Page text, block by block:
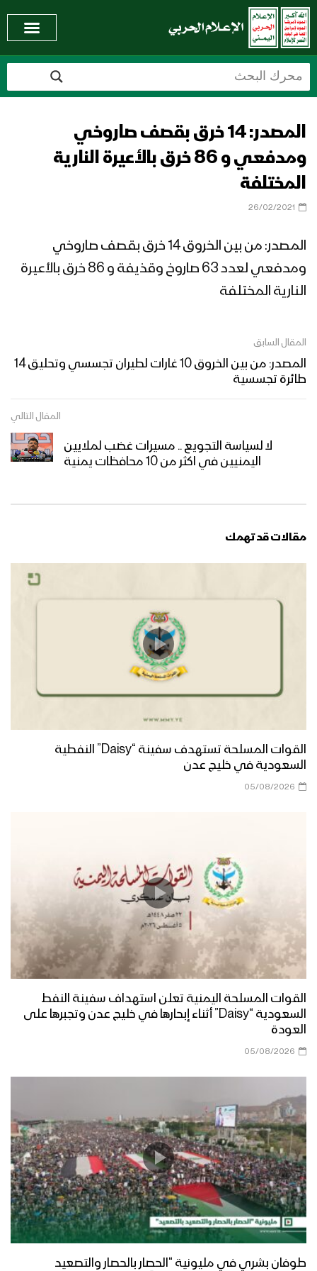
المصدر: 14 خرق بقصف صاروخي
ومدفعي و 86 خرق بالأعيرة النارية
المختلفة
26/02/2021
المصدر: من بين الخروق 14 خرق بقصف صاروخي
ومدفعي لعدد 63 صاروخ وقذيفة و 86 خرق بالأعيرة
النارية المختلفة
المقال السابق
المصدر: من بين الخروق 10 غارات لطيران تجسسي وتحليق 14
طائرة تجسسية
المقال التالي
لا لسياسة التجويع .. مسيرات غضب لملايين
اليمنيين في اكثر من 10 محافظات يمنية
مقالات قد تهمك
القوات المسلحة تستهدف سفينة “Daisy” النفطية
السعودية في خليج عدن
05/08/2026
القوات المسلحة اليمنية تعلن استهداف سفينة النفط
السعودية “Daisy” أثناء إبحارها في خليج عدن وتجبرها على
العودة
05/08/2026
طوفان بشري في مليونية “الحصار بالحصار والتصعيد